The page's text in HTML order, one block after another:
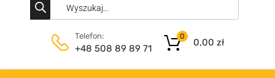
Telefon:
+48 508 89 89 71
0,00 zł
0